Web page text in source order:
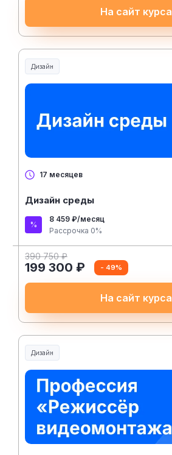
На сайт курса
Дизайн
17 месяцев
Дизайн среды
8 459 ₽/месяц
Рассрочка 0%
390 750 ₽
199 300 ₽ - 49%
На сайт курса
Дизайн